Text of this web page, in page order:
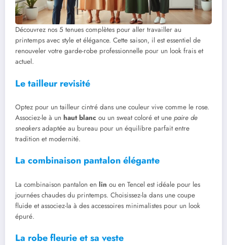
Découvrez nos 5 tenues complètes pour aller travailler au
printemps avec style et élégance. Cette saison, il est essentiel de
renouveler votre garde-robe professionnelle pour un look frais et
actuel.
Le tailleur revisité
Optez pour un tailleur cintré dans une couleur vive comme le rose.
Associez-le à un haut blanc ou un sweat coloré et une paire de
sneakers adaptée au bureau pour un équilibre parfait entre
tradition et modernité.
La combinaison pantalon élégante
La combinaison pantalon en lin ou en Tencel est idéale pour les
journées chaudes du printemps. Choisissez-la dans une coupe
fluide et associez-la à des accessoires minimalistes pour un look
épuré.
La robe fleurie et sa veste